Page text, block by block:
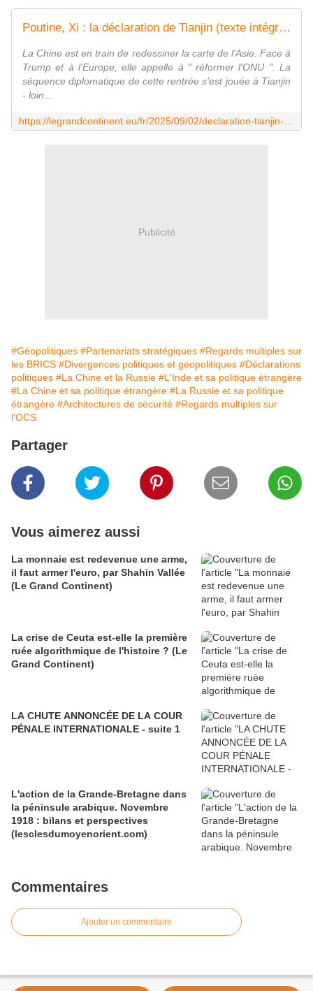
Poutine, Xi : la déclaration de Tianjin (texte intégral)
La Chine est en train de redessiner la carte de l'Asie. Face à
Trump et à l'Europe, elle appelle à " réformer l'ONU ". La
séquence diplomatique de cette rentrée s'est jouée à Tianjin
- loin...
Publicité
#Géopolitiques #Partenariats stratégiques #Regards multiples sur
les BRICS #Divergences politiques et géopolitiques #Déclarations
politiques #La Chine et la Russie #L'Inde et sa politique étrangère
#La Chine et sa politique étrangère #La Russie et sa politique
étrangère #Architectures de sécurité #Regards multiples sur
l'OCS
Partager
Vous aimerez aussi
La monnaie est redevenue une arme,
il faut armer l'euro, par Shahin Vallée
(Le Grand Continent)
La crise de Ceuta est-elle la première
ruée algorithmique de l'histoire ? (Le
Grand Continent)
LA CHUTE ANNONCÉE DE LA COUR
PÉNALE INTERNATIONALE - suite 1
L'action de la Grande-Bretagne dans
la péninsule arabique. Novembre
1918 : bilans et perspectives
(lesclesdumoyenorient.com)
Commentaires
Ajouter un commentaire